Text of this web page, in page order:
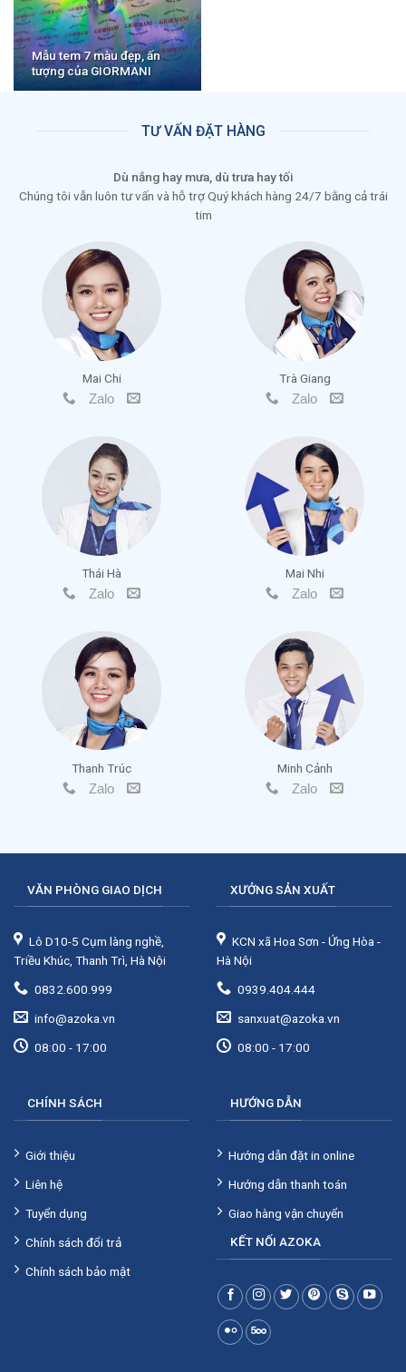
Mẫu tem 7 màu đẹp, ấn
tượng của GIORMANI
TƯ VẤN ĐẶT HÀNG
Dù nắng hay mưa, dù trưa hay tối
Chúng tôi vẫn luôn tư vấn và hỗ trợ Quý khách hàng 24/7 bằng cả trái
tim
Mai Chi
Zalo
Trà Giang
Zalo
Thái Hà
Zalo
Mai Nhi
Zalo
Thanh Trúc
Zalo
Minh Cảnh
Zalo
VĂN PHÒNG GIAO DỊCH
Lô D10-5 Cụm làng nghề,
Triều Khúc, Thanh Trì, Hà Nội
0832.600.999
info@azoka.vn
08:00 - 17:00
XƯỞNG SẢN XUẤT
KCN xã Hoa Sơn - Ứng Hòa -
Hà Nội
0939.404.444
sanxuat@azoka.vn
08:00 - 17:00
CHÍNH SÁCH
Giới thiệu
Liên hệ
Tuyển dụng
Chính sách đổi trả
Chính sách bảo mật
HƯỚNG DẪN
Hướng dẫn đặt in online
Hướng dẫn thanh toán
Giao hàng vận chuyển
KẾT NỐI AZOKA